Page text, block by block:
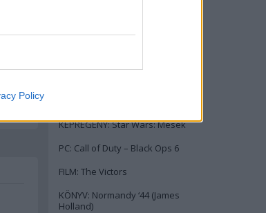
Policy
...
KÉPREGÉNY: Star Wars: Mesék
PC: Call of Duty – Black Ops 6
FILM: The Victors
KÖNYV: Normandy ‘44 (James
Holland)